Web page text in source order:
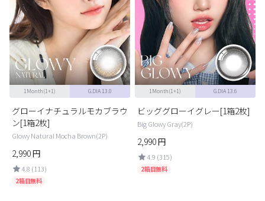
1Month(1+1) G.DIA 13.0
グローイナチュラルモカブラウ
ン[1箱2枚]
Glowy Natural Mocha Brown(2P)
2,990円
4.8 (113)
2箱目無料
1Month(1+1) G.DIA 13.6
ビッググローイグレー[1箱2枚]
Big Glowy Gray(2P)
2,990円
4.9 (315)
2箱目無料